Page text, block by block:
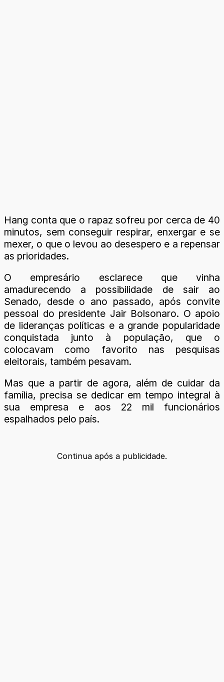
Hang conta que o rapaz sofreu por cerca de 40
minutos, sem conseguir respirar, enxergar e se
mexer, o que o levou ao desespero e a repensar
as prioridades.
O empresário esclarece que vinha
amadurecendo a possibilidade de sair ao
Senado, desde o ano passado, após convite
pessoal do presidente Jair Bolsonaro. O apoio
de lideranças políticas e a grande popularidade
conquistada junto à população, que o
colocavam como favorito nas pesquisas
eleitorais, também pesavam.
Mas que a partir de agora, além de cuidar da
família, precisa se dedicar em tempo integral à
sua empresa e aos 22 mil funcionários
espalhados pelo país.
Continua após a publicidade.